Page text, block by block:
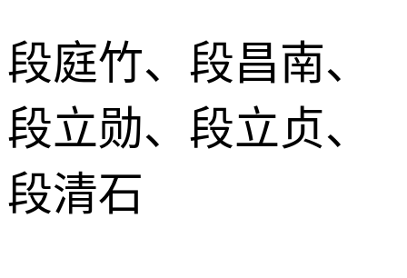
段庭竹、段昌南、
段立勋、段立贞、
段清石